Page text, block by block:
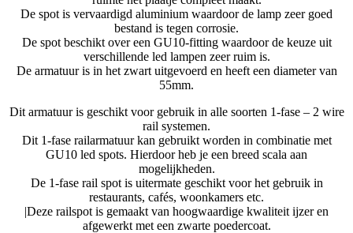
De spot is vervaardigd aluminium waardoor de lamp zeer goed
bestand is tegen corrosie.
De spot beschikt over een GU10-fitting waardoor de keuze uit
verschillende led lampen zeer ruim is.
De armatuur is in het zwart uitgevoerd en heeft een diameter van
55mm.
Dit armatuur is geschikt voor gebruik in alle soorten 1-fase – 2 wire
rail systemen.
Dit 1-fase railarmatuur kan gebruikt worden in combinatie met
GU10 led spots. Hierdoor heb je een breed scala aan
mogelijkheden.
De 1-fase rail spot is uitermate geschikt voor het gebruik in
restaurants, cafés, woonkamers etc.
|Deze railspot is gemaakt van hoogwaardige kwaliteit ijzer en
afgewerkt met een zwarte poedercoat.